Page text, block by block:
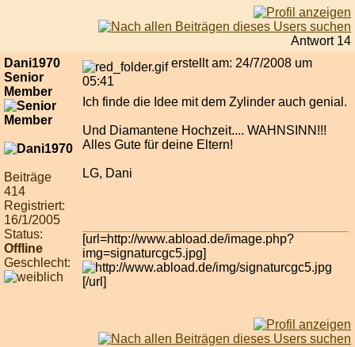
Antwort 14
Dani1970
Senior
Member
Beiträge
414
Registriert:
16/1/2005
Status:
Offline
Geschlecht:
erstellt am: 24/7/2008 um
05:41
Ich finde die Idee mit dem Zylinder auch genial.
Und Diamantene Hochzeit.... WAHNSINN!!!
Alles Gute für deine Eltern!
LG, Dani
[url=http://www.abload.de/image.php?
img=signaturcgc5.jpg]
[/url]